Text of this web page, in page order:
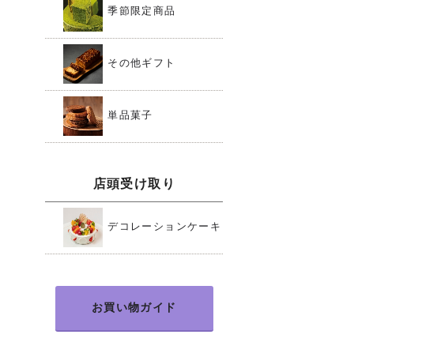
季節限定商品
その他ギフト
単品菓子
店頭受け取り
デコレーションケーキ
お買い物ガイド